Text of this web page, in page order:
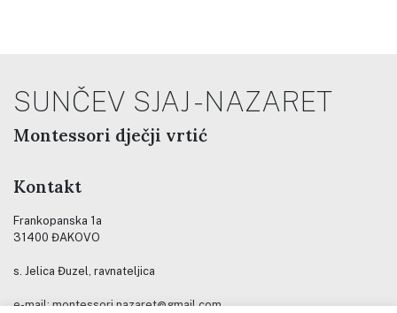
SUNČEV SJAJ - NAZARET
Montessori dječji vrtić
Kontakt
Frankopanska 1a
31400 ĐAKOVO
s. Jelica Đuzel, ravnateljica
e-mail: montessori.nazaret@gmail.com